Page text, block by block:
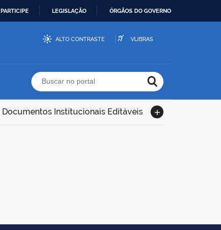
PARTICIPE LEGISLAÇÃO ÓRGÃOS DO GOVERNO
ALTO CONTRASTE VLIBRAS
Buscar no portal
Documentos Institucionais Editáveis